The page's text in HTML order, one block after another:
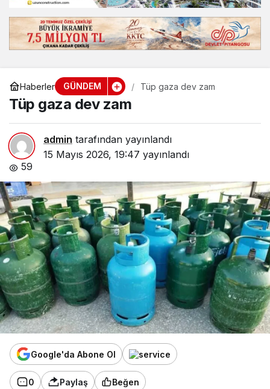
Haberler GÜNDEM Tüp gaza dev zam
Tüp gaza dev zam
admin tarafından yayınlandı
15 Mayıs 2026, 19:47 yayınlandı
59
Google'da Abone Ol
0 Paylaş Beğen